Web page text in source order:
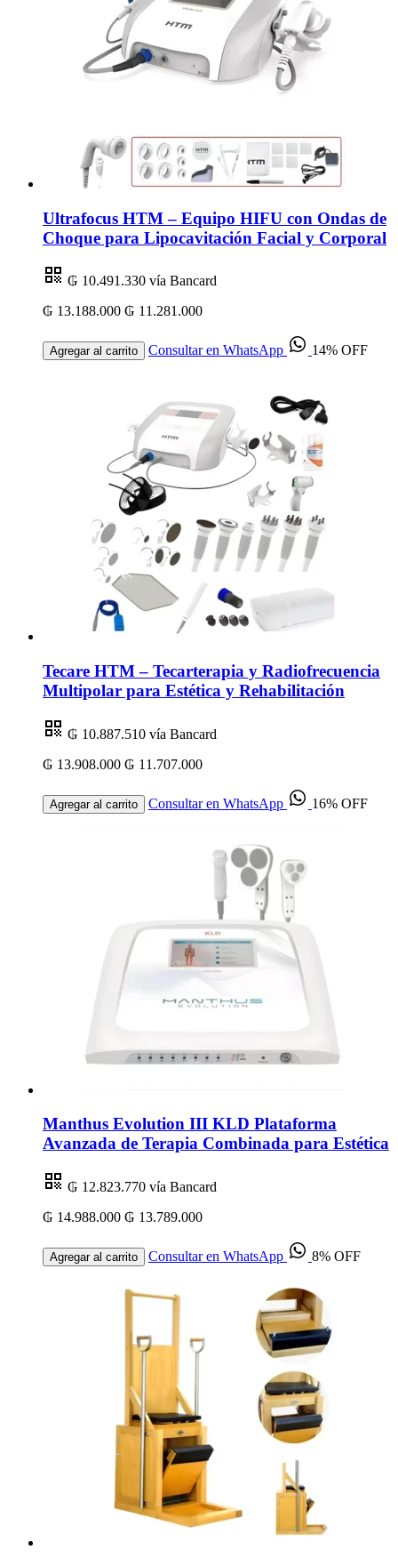
Ultrafocus HTM – Equipo HIFU con Ondas de
Choque para Lipocavitación Facial y Corporal
₲ 10.491.330 vía Bancard
₲ 13.188.000 ₲ 11.281.000
Agregar al carrito Consultar en WhatsApp 14% OFF
Tecare HTM – Tecarterapia y Radiofrecuencia
Multipolar para Estética y Rehabilitación
₲ 10.887.510 vía Bancard
₲ 13.908.000 ₲ 11.707.000
Agregar al carrito Consultar en WhatsApp 16% OFF
Manthus Evolution III KLD Plataforma
Avanzada de Terapia Combinada para Estética
₲ 12.823.770 vía Bancard
₲ 14.988.000 ₲ 13.789.000
Agregar al carrito Consultar en WhatsApp 8% OFF